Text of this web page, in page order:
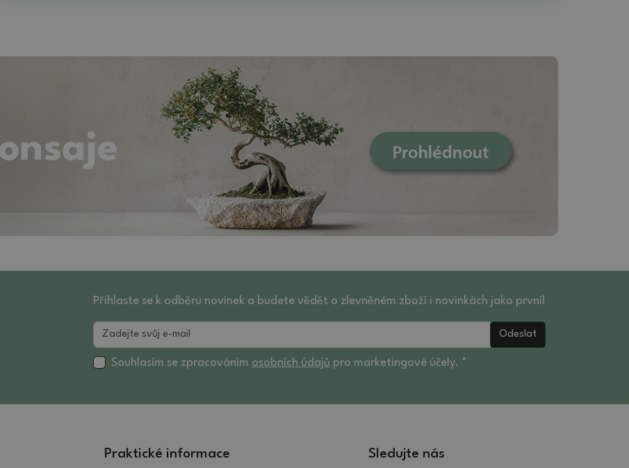
Přihlaste se k odběru novinek a budete vědět o zlevněném zboží i novinkách jako první!
Odeslat
Souhlasím se zpracováním osobních údajů pro marketingové účely. *
Praktické informace Sledujte nás